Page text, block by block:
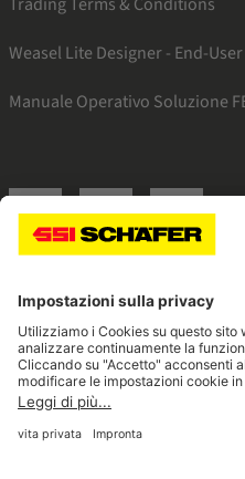
Weasel Lite Designer - End-
Manuale Operativo Soluzione
SSI facebookSSI youtube
SSI
Navigate to home page